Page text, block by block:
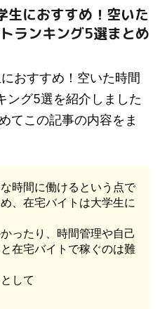
生におすすめ！空いた
ランキング5選まとめ
おすすめ！空いた時間
ング5選を紹介しました
てこの記事の内容をま
時間に働けるという点で
、在宅バイトは大学生に
ったり、時間管理や自己
在宅バイトで稼ぐのは難
して